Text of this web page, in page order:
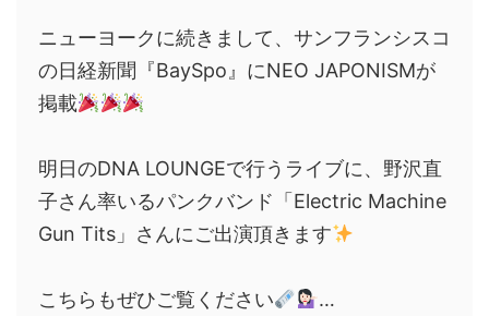
ニューヨークに続きまして、サンフランシスコ
の日経新聞『BaySpo』にNEO JAPONISMが
掲載
明日のDNA LOUNGEで行うライブに、野沢直
子さん率いるパンクバンド「Electric Machine
Gun Tits」さんにご出演頂きます
こちらもぜひご覧ください
…